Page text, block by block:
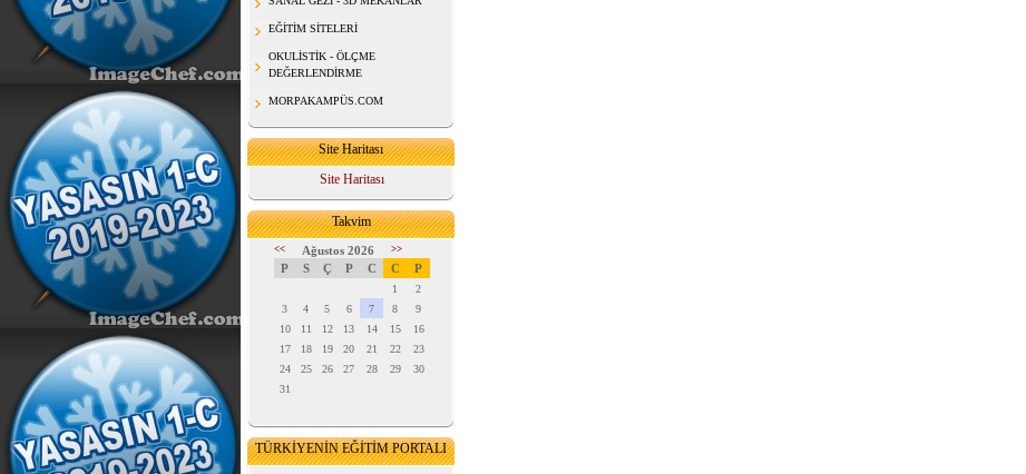
EĞİTİM SİTELERİ
OKULİSTİK - ÖLÇME
DEĞERLENDİRME
MORPAKAMPÜS.COM
Site Haritası
Site Haritası
Takvim
<< Ağustos 2026 >>
P S Ç P C C P
1
2
3
4 5 6 7 8
9
10
11 12 13 14 15
16
17
18 19 20 21 22
23
24
25 26 27 28 29
30
31
TÜRKİYENİN EĞİTİM PORTALI